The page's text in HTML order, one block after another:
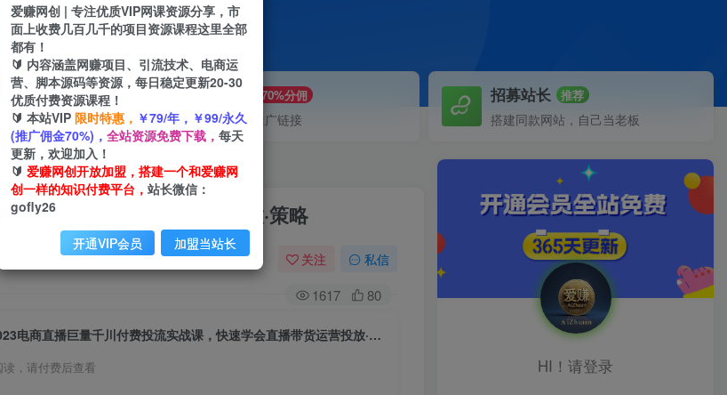
目路子。
VIP推广 70%分佣
会员专属推广链接
招募站长 推荐
搭建同款网站，自己当老板
，快速学会直播带货运营投放·策略
关注 私信
1617 80
（5360期）2023电商直播巨量千川付费投流实战课，快速学会直播带货运营投放·策略
，请付费后查看 HI！请登录
爱赚网创 | 专注优质VIP网课资源分享，市
面上收费几百几千的项目资源课程这里全部
都有！
🔰 内容涵盖网赚项目、引流技术、电商运
营、脚本源码等资源，每日稳定更新20-30
优质付费资源课程！
🔰 本站VIP 限时特惠， ￥79/年，￥99/永久
(推广佣金70%)， 全站资源免费下载， 每天
更新，欢迎加入！
🔰 爱赚网创开放加盟，搭建一个和爱赚网
创一样的知识付费平台， 站长微信：
gofly26
开通VIP会员 加盟当站长